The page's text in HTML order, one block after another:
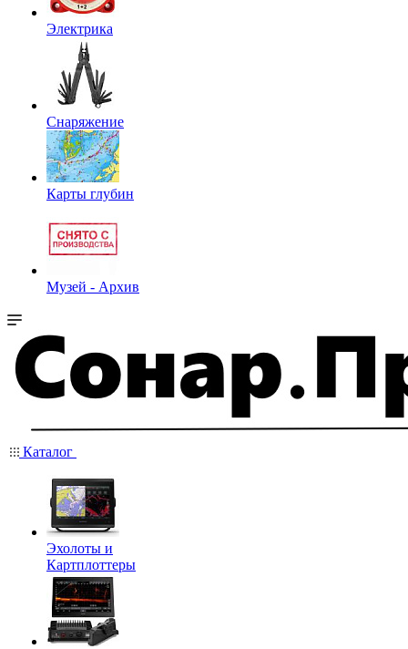
Электрика
Снаряжение
Карты глубин
Музей - Архив
Каталог
Эхолоты и
Картплоттеры